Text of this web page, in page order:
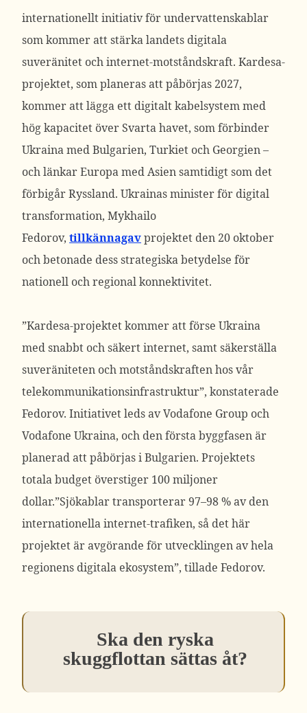
internationellt initiativ för undervattenskablar
som kommer att stärka landets digitala
suveränitet och internet-motståndskraft. Kardesa-
projektet, som planeras att påbörjas 2027,
kommer att lägga ett digitalt kabelsystem med
hög kapacitet över Svarta havet, som förbinder
Ukraina med Bulgarien, Turkiet och Georgien –
och länkar Europa med Asien samtidigt som det
förbigår Ryssland. Ukrainas minister för digital
transformation, Mykhailo
Fedorov, tillkännagavprojektet den 20 oktober
och betonade dess strategiska betydelse för
nationell och regional konnektivitet.
”Kardesa-projektet kommer att förse Ukraina
med snabbt och säkert internet, samt säkerställa
suveräniteten och motståndskraften hos vår
telekommunikationsinfrastruktur”, konstaterade
Fedorov. Initiativet leds av Vodafone Group och
Vodafone Ukraina, och den första byggfasen är
planerad att påbörjas i Bulgarien. Projektets
totala budget överstiger 100 miljoner
dollar.”Sjökablar transporterar 97–98 % av den
internationella internet-trafiken, så det här
projektet är avgörande för utvecklingen av hela
regionens digitala ekosystem”, tillade Fedorov.
Ska den ryska
skuggflottan sättas åt?